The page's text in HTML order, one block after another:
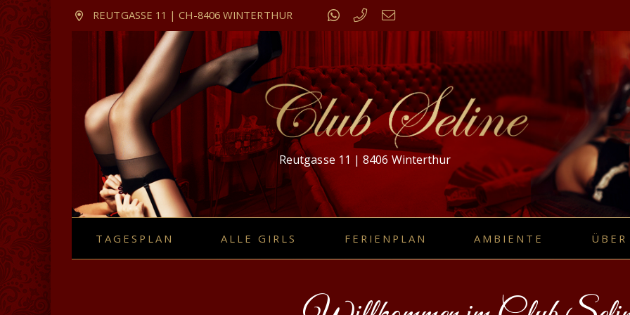
REUTGASSE 11 | CH-8406 WINTERTHUR
Reutgasse 11 | 8406 Winterthur
Hauptnavigation
TAGESPLAN ALLE GIRLS FERIENPLAN AMBIENTE